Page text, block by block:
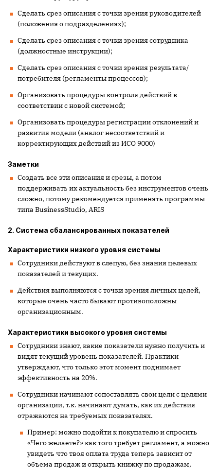
Сделать срез описания с точки зрения руководителей
(положения о подразделениях);
Сделать срез описания с точки зрения сотрудника
(должностные инструкции);
Сделать срез описания с точки зрения результата/
потребителя (регламенты процессов);
Организовать процедуры контроля действий в
соответствии с новой системой;
Организовать процедуры регистрации отклонений и
развития модели (аналог несоответствий и
корректирующих действий из ИСО 9000)
Заметки
Создать все эти описания и срезы, а потом
поддерживать их актуальность без инструментов очень
сложно, потому рекомендуется применять программы
типа BusinessStudio, ARIS
2. Система сбалансированных показателей
Характеристики низкого уровня системы
Сотрудники действуют в слепую, без знания целевых
показателей и текущих.
Действия выполняются с точки зрения личных целей,
которые очень часто бывают противоположны
организационным.
Характеристики высокого уровня системы
Сотрудники знают, какие показатели нужно получить и
видят текущий уровень показателей. Практики
утверждают, что только этот момент поднимает
эффективность на 20%.
Сотрудники начинают сопоставлять свои цели с целями
организации, т.к. начинают думать, как их действия
отражаются на требуемых показателях.
Пример: можно подойти к покупателю и спросить
«Чего желаете?» как того требует регламент, а можно
увидеть что твоя оплата труда теперь зависит от
объема продаж и открыть книжку по продажам,